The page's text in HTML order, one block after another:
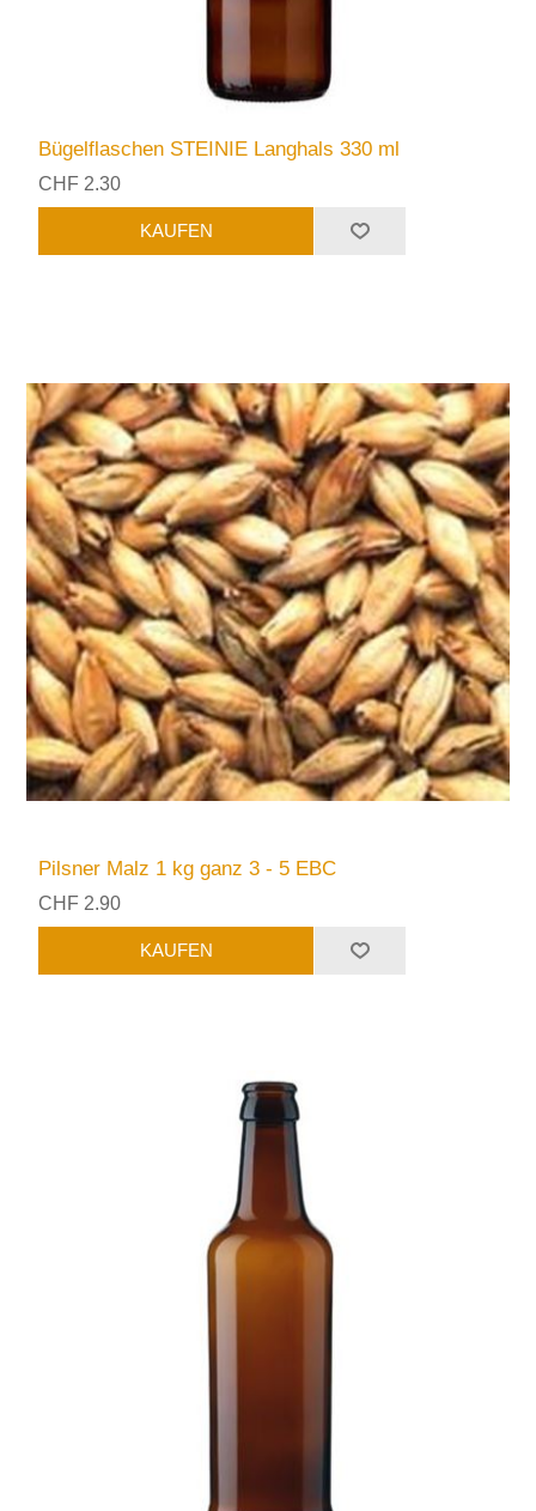
Bügelflaschen STEINIE Langhals 330 ml
CHF 2.30
Pilsner Malz 1 kg ganz 3 - 5 EBC
CHF 2.90